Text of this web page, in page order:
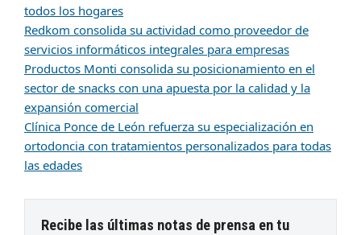
todos los hogares
Redkom consolida su actividad como proveedor de
servicios informáticos integrales para empresas
Productos Monti consolida su posicionamiento en el
sector de snacks con una apuesta por la calidad y la
expansión comercial
Clínica Ponce de León refuerza su especialización en
ortodoncia con tratamientos personalizados para todas
las edades
Recibe las últimas notas de prensa en tu